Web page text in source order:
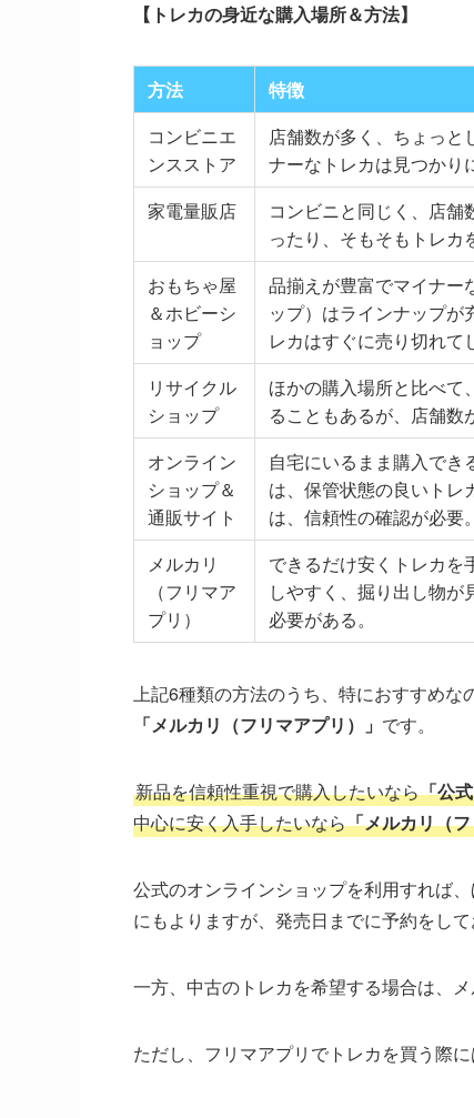
【トレカの身近な購入場所＆方法】
方法
特徴
コンビニエ
ンスストア
店舗数が多く、ちょっと
ナーなトレカは見つかり
家電量販店
コンビニと同じく、店
ったり、そもそもトレカ
おもちゃ屋
＆ホビーシ
ョップ
品揃えが豊富でマイナー
ップ）はラインナップが
レカはすぐに売り切れて
リサイクル
ショップ
ほかの購入場所と比べて
ることもあるが、店舗数
オンライン
ショップ＆
通販サイト
自宅にいるまま購入で
は、保管状態の良いトレ
は、信頼性の確認が必要。
メルカリ
（フリマア
プリ）
できるだけ安くトレカを
しやすく、掘り出し物
必要がある。
上記6種類の方法のうち、特におすすめな
「メルカリ（フリマアプリ）」 です。
新品を信頼性重視で購入したいなら「公
中心に安く入手したいなら「メルカリ（
公式のオンラインショップを利用すれば
にもよりますが、発売日までに予約をし
一方、中古のトレカを希望する場合は、
ただし、フリマアプリでトレカを買う際